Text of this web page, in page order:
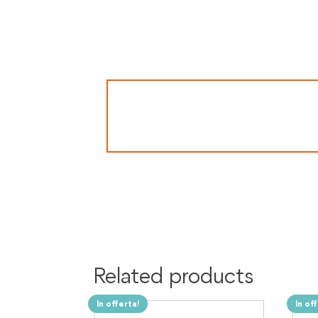
Related products
In offerta! In